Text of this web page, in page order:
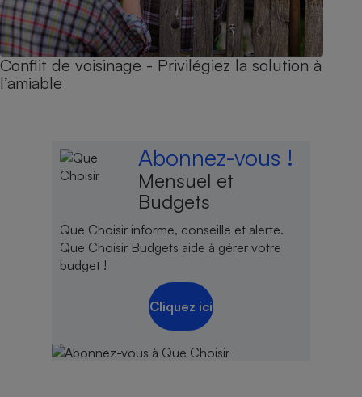
Conflit de voisinage - Privilégiez la solution à
l’amiable
Abonnez-vous !
Mensuel et
Budgets
Que Choisir informe, conseille et alerte.
Que Choisir Budgets aide à gérer votre
budget !
Cliquez ici